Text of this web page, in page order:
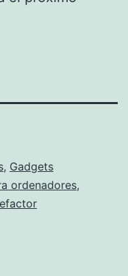
, Gadgets
ordenadores,